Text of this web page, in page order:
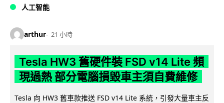
人工智能
arthur 21 小時
Tesla HW3 舊硬件裝 FSD v14 Lite 頻
現過熱 部分電腦損毀車主須自費維修
Tesla 向 HW3 舊車款推送 FSD v14 Lite 系統，引發大量車主反